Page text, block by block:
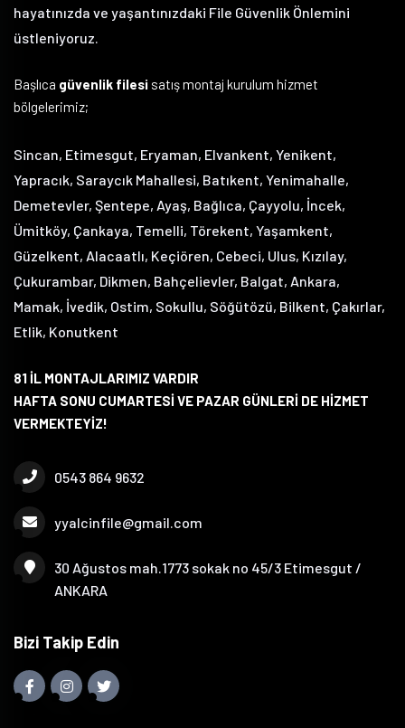
hayatınızda ve yaşantınızdaki File Güvenlik Önlemini
üstleniyoruz.
Başlıca güvenlik filesi satış montaj kurulum hizmet
bölgelerimiz;
Sincan, Etimesgut, Eryaman, Elvankent, Yenikent,
Yapracık, Saraycık Mahallesi, Batıkent, Yenimahalle,
Demetevler, Şentepe, Ayaş, Bağlıca, Çayyolu, İncek,
Ümitköy, Çankaya, Temelli, Törekent, Yaşamkent,
Güzelkent, Alacaatlı, Keçiören, Cebeci, Ulus, Kızılay,
Çukurambar, Dikmen, Bahçelievler, Balgat, Ankara,
Mamak, İvedik, Ostim, Sokullu, Söğütözü, Bilkent, Çakırlar,
Etlik, Konutkent
81 İL MONTAJLARIMIZ VARDIR
HAFTA SONU CUMARTESİ VE PAZAR GÜNLERİ DE HİZMET
VERMEKTEYİZ!
0543 864 9632
yyalcinfile@gmail.com
30 Ağustos mah.1773 sokak no 45/3 Etimesgut /
ANKARA
Bizi Takip Edin